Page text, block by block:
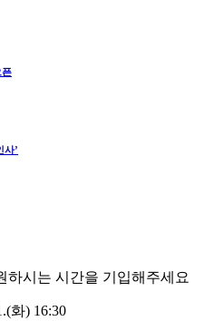
픈
사’
하시는 시간을 기입해주세요
화) 16:30